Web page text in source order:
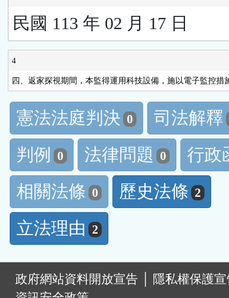
民國 113 年 02 月 17 日
4
四、返家探視期間，本監得運用科技設備，施以電子監控措
憲法法庭判決 0
司法解釋
判例
0 法律問題 0
行政
相關法條 0 歷史法條 2
立法理由 2
政府網站資料開放宣告
隱私權保護